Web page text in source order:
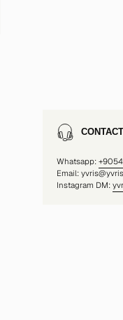
Whatsapp:
Email:
Instagram DM: